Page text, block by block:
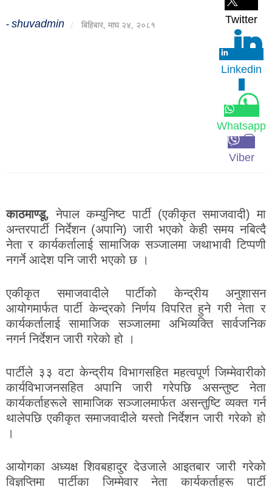
विचार
- shuvadmin / बिहिबार, माघ २४, २०८१ Twitter
Linkedin
Whatsapp
Viber
काठमाण्डू, नेपाल कम्युनिष्ट पार्टी (एकीकृत समाजवादी) मा
अन्तरपार्टी निर्देशन (अपानि) जारी भएको केही समय नबित्दै
नेता र कार्यकर्तालाई सामाजिक सञ्जालमा जथाभावी टिप्पणी
नगर्ने आदेश पनि जारी भएको छ ।
एकीकृत समाजवादीले पार्टीको केन्द्रीय अनुशासन
आयोगमार्फत पार्टी केन्द्रको निर्णय विपरित हुने गरी नेता र
कार्यकर्तालाई सामाजिक सञ्जालमा अभिव्यक्ति सार्वजनिक
नगर्न निर्देशन जारी गरेको हो ।
पार्टीले ३३ वटा केन्द्रीय विभागसहित महत्वपूर्ण जिम्मेवारीको
कार्यविभाजनसहित अपानि जारी गरेपछि असन्तुष्ट नेता
कार्यकर्ताहरूले सामाजिक सञ्जालमार्फत असन्तुष्टि व्यक्त गर्न
थालेपछि एकीकृत समाजवादीले यस्तो निर्देशन जारी गरेको हो
।
आयोगका अध्यक्ष शिवबहादुर देउजाले आइतबार जारी गरेको
विज्ञप्तिमा पार्टीका जिम्मेवार नेता कार्यकर्ताहरू पार्टी